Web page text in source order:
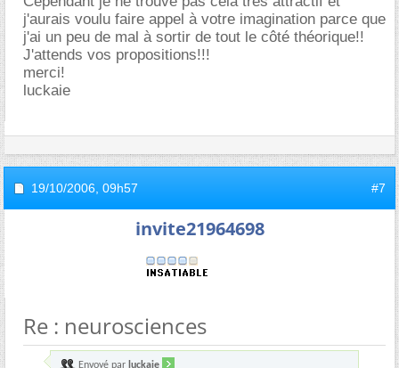
j'aurais voulu faire appel à votre imagination parce que
j'ai un peu de mal à sortir de tout le côté théorique!!
J'attends vos propositions!!!
merci!
luckaie
19/10/2006, 09h57 #7
invite21964698
Re : neurosciences
Envoyé par luckaie